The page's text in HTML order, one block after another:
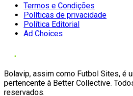
Termos e Condições
Políticas de privacidade
Política Editorial
Ad Choices
Bolavip, assim como Futbol Sites, é
pertencente à Better Collective.
reservados.